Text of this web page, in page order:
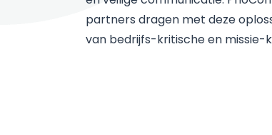
partners dragen met deze
van bedrijfs-kritische en missie-